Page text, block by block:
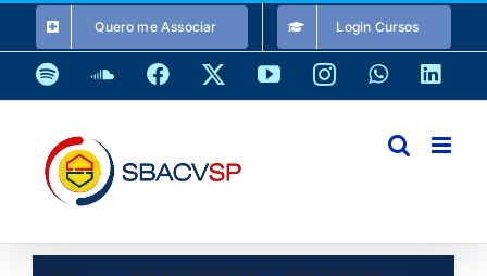
o
conteúdo
Quero me Associar Login Cursos
SpotifySoundCloud
Facebook YouTubeInstagramWhatsApp